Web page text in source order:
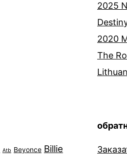
2025
2020
The
Atb Beyonce Billie